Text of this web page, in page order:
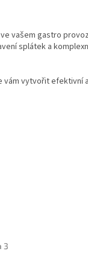
vašem gastro
splátek a
vám vytvořit efektivní
3